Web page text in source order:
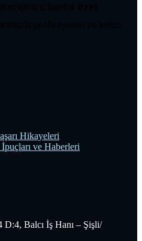
Hikayeleri
ve Haberleri
D:4, Balcı İş Hanı – Şişli/